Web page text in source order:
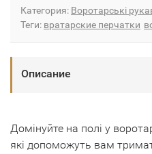
Категория: Воротарські
Теги: вратарские перчатки
Описание
Домінуйте на полі у
які допоможуть вам